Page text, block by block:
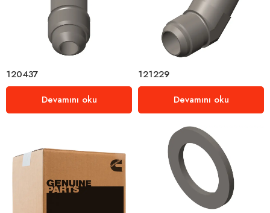
120437
Devamını oku
121229
Devamını oku